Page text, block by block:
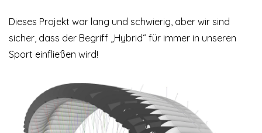
Dieses Projekt war lang und schwierig, aber wir sind
sicher, dass der Begriff „Hybrid“ für immer in unseren
Sport einfließen wird!